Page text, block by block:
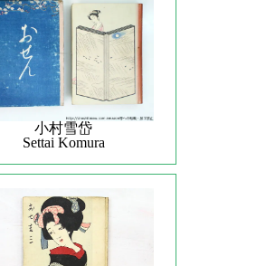
小村雪岱
Settai Komura